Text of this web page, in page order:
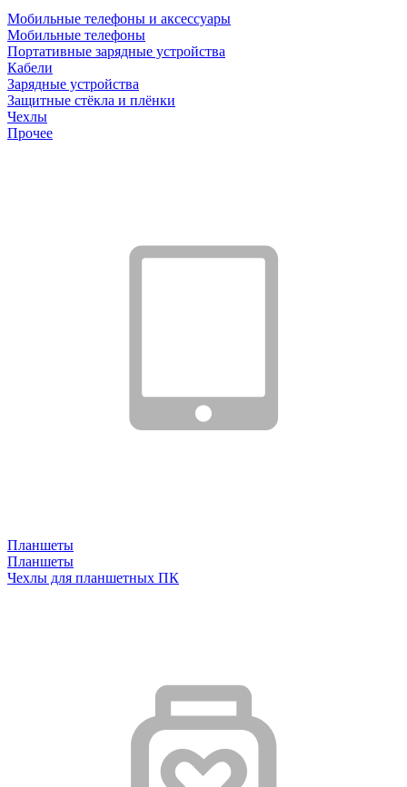
Мобильные телефоны и аксессуары
Мобильные телефоны
Портативные зарядные устройства
Кабели
Зарядные устройства
Защитные стёкла и плёнки
Чехлы
Прочее
Планшеты
Планшеты
Чехлы для планшетных ПК